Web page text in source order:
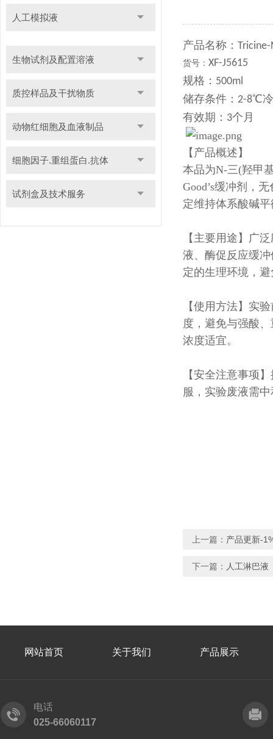
人工模拟液
生物试剂及配置溶液
质控样品及干扰物质
动物红细胞及血液制品
细胞因子.重组蛋白.抗体
试剂盒及技术服务
产品名称： Tricine-
货号： XF-J5615
规格： 500ml
储存条件： 2-8℃
有效期： 3个月
【产品概述】
本品为N-三(羟甲
Good’s缓冲剂，
定维持体系酸碱
【主要用途】广
液、酶促反应缓
定的生理环境，
【使用方法】实
度，避免与强酸
浓度适宜。
【安全注意事项
服，实验废液需
上一篇： 产品更新-
下一篇： 人工淋巴液
网站首页 关于我们 产品展示
电话
025-66060117